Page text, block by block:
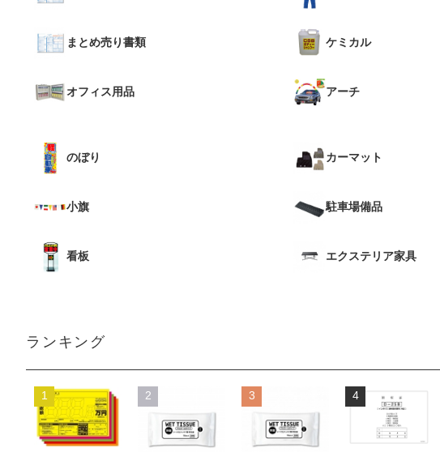
まとめ売り書類
オフィス用品
ケミカル
アーチ
のぼり
小旗
看板
カーマット
駐車場備品
エクステリア家具
ランキング
1 2 3 4